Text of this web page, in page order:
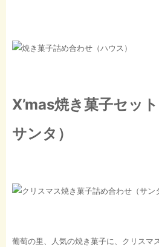
X’mas焼き菓子セッ
サンタ）
葡萄の里、人気の焼き菓子に、クリスマ